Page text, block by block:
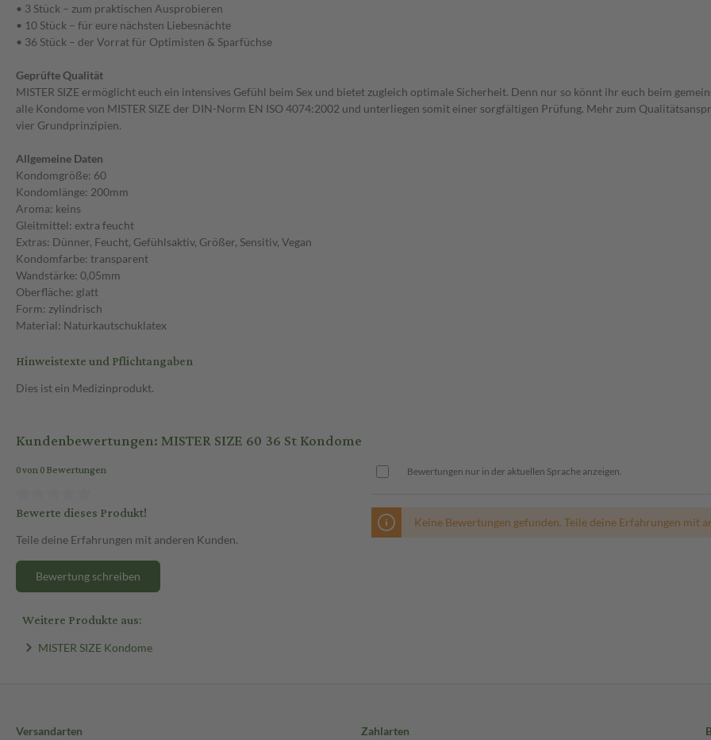
• 3 Stück – zum praktischen Ausprobieren
• 10 Stück – für eure nächsten Liebesnächte
• 36 Stück – der Vorrat für Optimisten & Sparfüchse
Geprüfte Qualität
MISTER SIZE ermöglicht euch ein intensives Gefühl beim Sex und bietet zugleich optimale Sicherheit. Denn nur so könnt ihr euch beim
alle Kondome von MISTER SIZE der DIN-Norm EN ISO 4074:2002 und unterliegen somit einer sorgfältigen Prüfung. Mehr zum
vier Grundprinzipien.
Allgemeine Daten
Kondomgröße: 60
Kondomlänge: 200mm
Aroma: keins
Gleitmittel: extra feucht
Extras: Dünner, Feucht, Gefühlsaktiv, Größer, Sensitiv, Vegan
Kondomfarbe: transparent
Wandstärke: 0,05mm
Oberfläche: glatt
Form: zylindrisch
Material: Naturkautschuklatex
Hinweistexte und Pflichtangaben
Dies ist ein Medizinprodukt.
Kundenbewertungen: MISTER SIZE 60 36 St Kondome
0 von 0 Bewertungen
Bewerte dieses Produkt!
Teile deine Erfahrungen mit anderen Kunden.
Bewertung schreiben
Bewertungen nur in der aktuellen Sprache anzeigen.
Keine Bewertungen gefunden. Teile deine Erfahrungen mit
Weitere Produkte aus:
MISTER SIZE Kondome
Versandarten
Zahlarten